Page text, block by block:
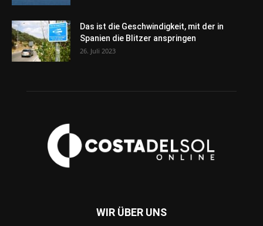
Das ist die Geschwindigkeit, mit der in
Spanien die Blitzer anspringen
26. Juli 2023
WIR ÜBER UNS